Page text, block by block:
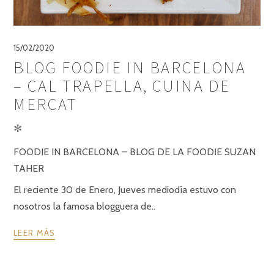
15/02/2020
BLOG FOODIE IN BARCELONA
– CAL TRAPELLA, CUINA DE
MERCAT
✻
FOODIE IN BARCELONA – BLOG DE LA FOODIE SUZAN
TAHER
El reciente 30 de Enero, Jueves mediodía estuvo con
nosotros la famosa blogguera de..
LEER MÁS